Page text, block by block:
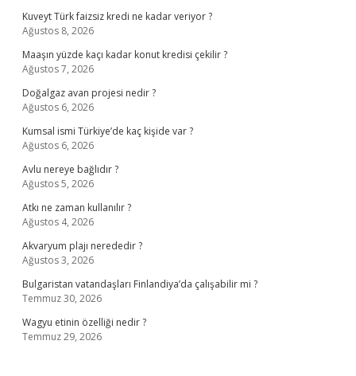
Kuveyt Türk faizsiz kredi ne kadar veriyor ?
Ağustos 8, 2026
Maaşın yüzde kaçı kadar konut kredisi çekilir ?
Ağustos 7, 2026
Doğalgaz avan projesi nedir ?
Ağustos 6, 2026
Kumsal ismi Türkiye’de kaç kişide var ?
Ağustos 6, 2026
Avlu nereye bağlıdır ?
Ağustos 5, 2026
Atkı ne zaman kullanılır ?
Ağustos 4, 2026
Akvaryum plajı nerededir ?
Ağustos 3, 2026
Bulgaristan vatandaşları Finlandiya’da çalışabilir mi ?
Temmuz 30, 2026
Wagyu etinin özelliği nedir ?
Temmuz 29, 2026